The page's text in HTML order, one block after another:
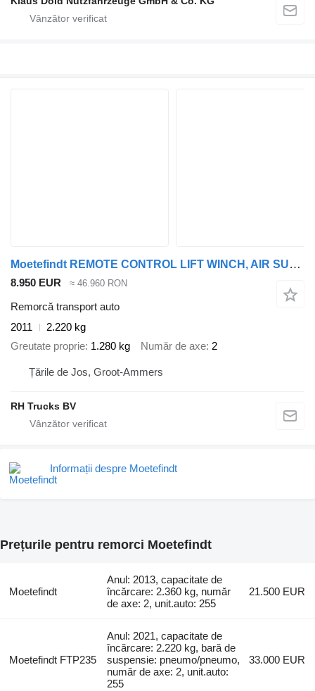
Moetefindt REMOTE CONTROL LIFT WINCH, AIR SUSPENSION
8.950 EUR ≈ 46.960 RON
Remorcă transport auto
2011
2.220 kg
Greutate proprie 1.280 kg Număr de axe 2
Țările de Jos, Groot-Ammers
RH Trucks BV
Informații despre Moetefindt
Prețurile pentru remorci Moetefindt
Moetefindt
Anul: 2013, capacitate de
încărcare: 2.360 kg, număr
de axe: 2, unit.auto: 255
21.500 EUR
Moetefindt FTP235
Anul: 2021, capacitate de
încărcare: 2.220 kg, bară de
suspensie: pneumo/pneumo,
număr de axe: 2, unit.auto:
255
33.000 EUR